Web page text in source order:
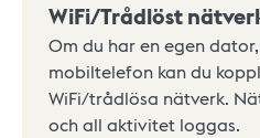
WiFi/Trådlöst
Om du har en egen
mobiltelefon kan du
WiFi/trådlösa nätverk.
och all aktivitet loggas.